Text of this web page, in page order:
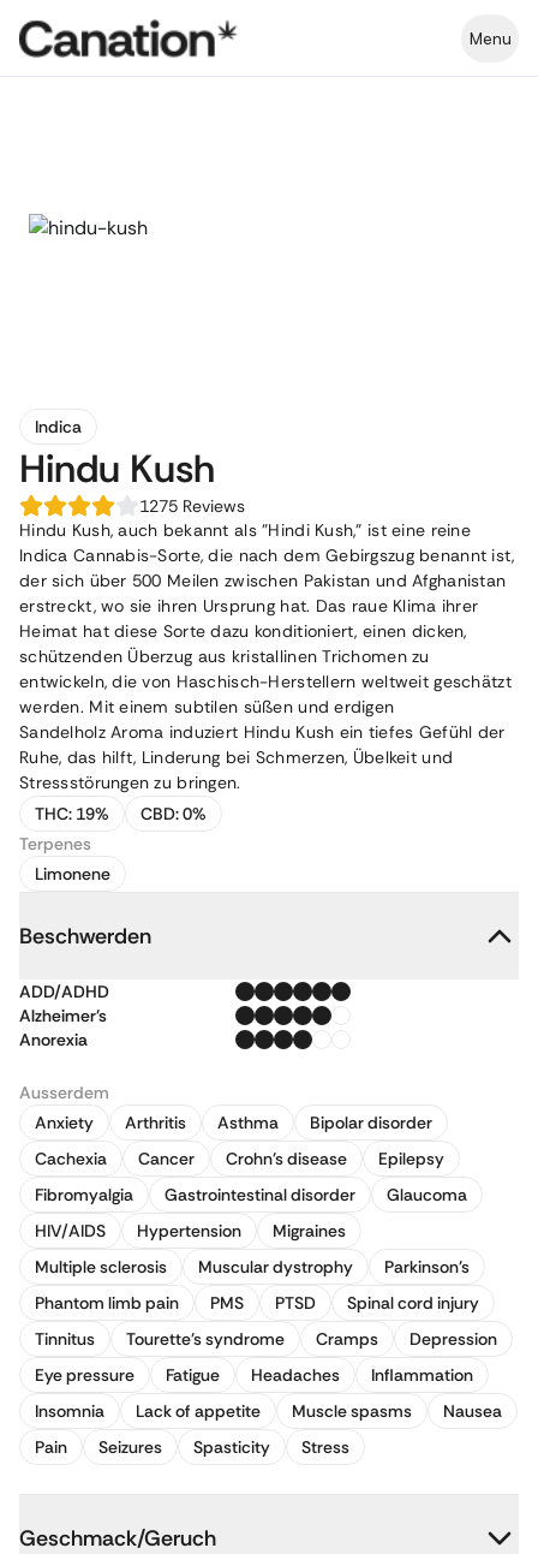
Menu
Indica
Hindu Kush
1275 Reviews
Hindu Kush, auch bekannt als "Hindi Kush," ist eine reine
Indica Cannabis-Sorte, die nach dem Gebirgszug benannt ist,
der sich über 500 Meilen zwischen Pakistan und Afghanistan
erstreckt, wo sie ihren Ursprung hat. Das raue Klima ihrer
Heimat hat diese Sorte dazu konditioniert, einen dicken,
schützenden Überzug aus kristallinen Trichomen zu
entwickeln, die von Haschisch-Herstellern weltweit geschätzt
werden. Mit einem subtilen süßen und erdigen
Sandelholz Aroma induziert Hindu Kush ein tiefes Gefühl der
Ruhe, das hilft, Linderung bei Schmerzen, Übelkeit und
Stressstörungen zu bringen.
THC: 19% CBD:0%
Terpenes
Limonene
Beschwerden
ADD/ADHD
Alzheimer's
Anorexia
Ausserdem
Anxiety
Arthritis Asthma
Bipolar disorder
Cachexia
Cancer Crohn's disease
Epilepsy
Fibromyalgia
Gastrointestinal disorder
Glaucoma
HIV/AIDS
Hypertension
Migraines
Multiple sclerosis
Muscular dystrophy
Parkinson's
Phantom limb pain
PMS PTSD
Spinal cord injury
Tinnitus
Tourette's syndrome Cramps
Depression
Eye pressure
Fatigue Headaches
Inflammation
Insomnia
Lack of appetite Muscle spasms
Nausea
Pain
Seizures Spasticity Stress
Geschmack/Geruch